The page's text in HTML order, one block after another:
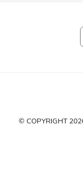
© COPYRIGHT